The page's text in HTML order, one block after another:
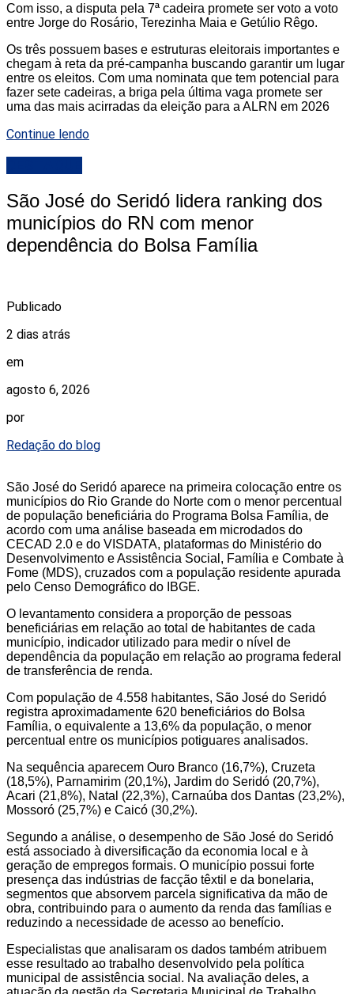
Com isso, a disputa pela 7ª cadeira promete ser voto a voto
entre Jorge do Rosário, Terezinha Maia e Getúlio Rêgo.
Os três possuem bases e estruturas eleitorais importantes e
chegam à reta da pré-campanha buscando garantir um lugar
entre os eleitos. Com uma nominata que tem potencial para
fazer sete cadeiras, a briga pela última vaga promete ser
uma das mais acirradas da eleição para a ALRN em 2026
Continue lendo
São José do Seridó lidera ranking dos
municípios do RN com menor
dependência do Bolsa Família
Publicado
2 dias atrás
em
agosto 6, 2026
por
Redação do blog
São José do Seridó aparece na primeira colocação entre os
municípios do Rio Grande do Norte com o menor percentual
de população beneficiária do Programa Bolsa Família, de
acordo com uma análise baseada em microdados do
CECAD 2.0 e do VISDATA, plataformas do Ministério do
Desenvolvimento e Assistência Social, Família e Combate à
Fome (MDS), cruzados com a população residente apurada
pelo Censo Demográfico do IBGE.
O levantamento considera a proporção de pessoas
beneficiárias em relação ao total de habitantes de cada
município, indicador utilizado para medir o nível de
dependência da população em relação ao programa federal
de transferência de renda.
Com população de 4.558 habitantes, São José do Seridó
registra aproximadamente 620 beneficiários do Bolsa
Família, o equivalente a 13,6% da população, o menor
percentual entre os municípios potiguares analisados.
Na sequência aparecem Ouro Branco (16,7%), Cruzeta
(18,5%), Parnamirim (20,1%), Jardim do Seridó (20,7%),
Acari (21,8%), Natal (22,3%), Carnaúba dos Dantas (23,2%),
Mossoró (25,7%) e Caicó (30,2%).
Segundo a análise, o desempenho de São José do Seridó
está associado à diversificação da economia local e à
geração de empregos formais. O município possui forte
presença das indústrias de facção têxtil e da bonelaria,
segmentos que absorvem parcela significativa da mão de
obra, contribuindo para o aumento da renda das famílias e
reduzindo a necessidade de acesso ao benefício.
Especialistas que analisaram os dados também atribuem
esse resultado ao trabalho desenvolvido pela política
municipal de assistência social. Na avaliação deles, a